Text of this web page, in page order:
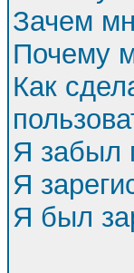
Зачем
Почему
Как
Я забыл
Я
Я был